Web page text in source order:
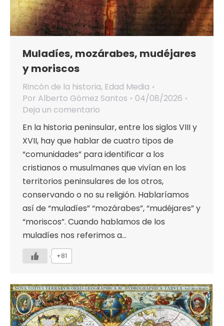
Muladíes, mozárabes, mudéjares
y moriscos
Rincón de la historia, Edad Media
Por Alberto Gómez Santos
04/08/2026
Deja un comentario
En la historia peninsular, entre los siglos VIII y
XVII, hay que hablar de cuatro tipos de
“comunidades” para identificar a los
cristianos o musulmanes que vivían en los
territorios peninsulares de los otros,
conservando o no su religión. Hablaríamos
así de “muladíes” “mozárabes”, “mudéjares” y
“moriscos”. Cuando hablamos de los
muladíes nos referimos a…
+81